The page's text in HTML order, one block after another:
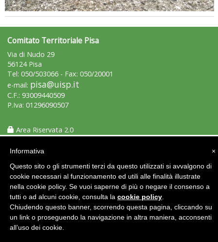
La formazione Uisp rallenta ma prosegue anche in estate
Tiziano Pesce nel Cda di Fondazione Terzjus: prima riunione a
Roma
Comitato Territoriale Pisa
Via di Nudo 29
56124 Pisa
Tel: 050/503066 - Fax: 050/20001
e-mail: pisa@uisp.it
C.F.: 93009440509
P.Iva: 01296090507
Area Riservata 2.0
×
Informativa
Questo sito o gli strumenti terzi da questo utilizzati si avvalgono di
cookie necessari al funzionamento ed utili alle finalità illustrate
nella cookie policy. Se vuoi saperne di più o negare il consenso a
tutti o ad alcuni cookie, consulta la cookie policy
Chiudendo questo banner, scorrendo questa pagina, cliccando su
un link o proseguendo la navigazione in altra maniera, acconsenti
all’uso dei cookie.